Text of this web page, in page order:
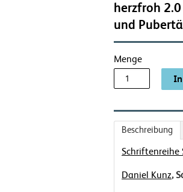
herzfroh
und
Menge
Beschreibung
Schriftenreihe
Daniel Kunz,